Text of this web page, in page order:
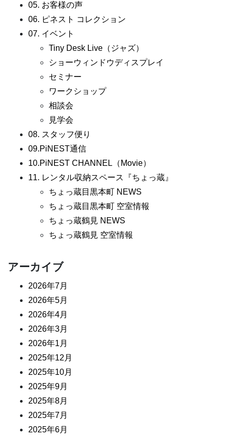
05. お客様の声
06. ピネスト コレクション
07. イベント
Tiny Desk Live（ジャズ）
ショーウィンドウディスプレイ
セミナー
ワークショップ
相談会
見学会
08. スタッフ便り
09.PiNEST通信
10.PiNEST CHANNEL（Movie）
11. レンタル収納スペース『ちょっ蔵』
ちょっ蔵目黒本町 NEWS
ちょっ蔵目黒本町 空室情報
ちょっ蔵鶴見 NEWS
ちょっ蔵鶴見 空室情報
アーカイブ
2026年7月
2026年5月
2026年4月
2026年3月
2026年1月
2025年12月
2025年10月
2025年9月
2025年8月
2025年7月
2025年6月